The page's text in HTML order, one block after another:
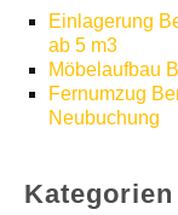
Einlagerung
ab 5 m3
Möbelaufbau
Fernumzug
Neubuchung
Kategorien